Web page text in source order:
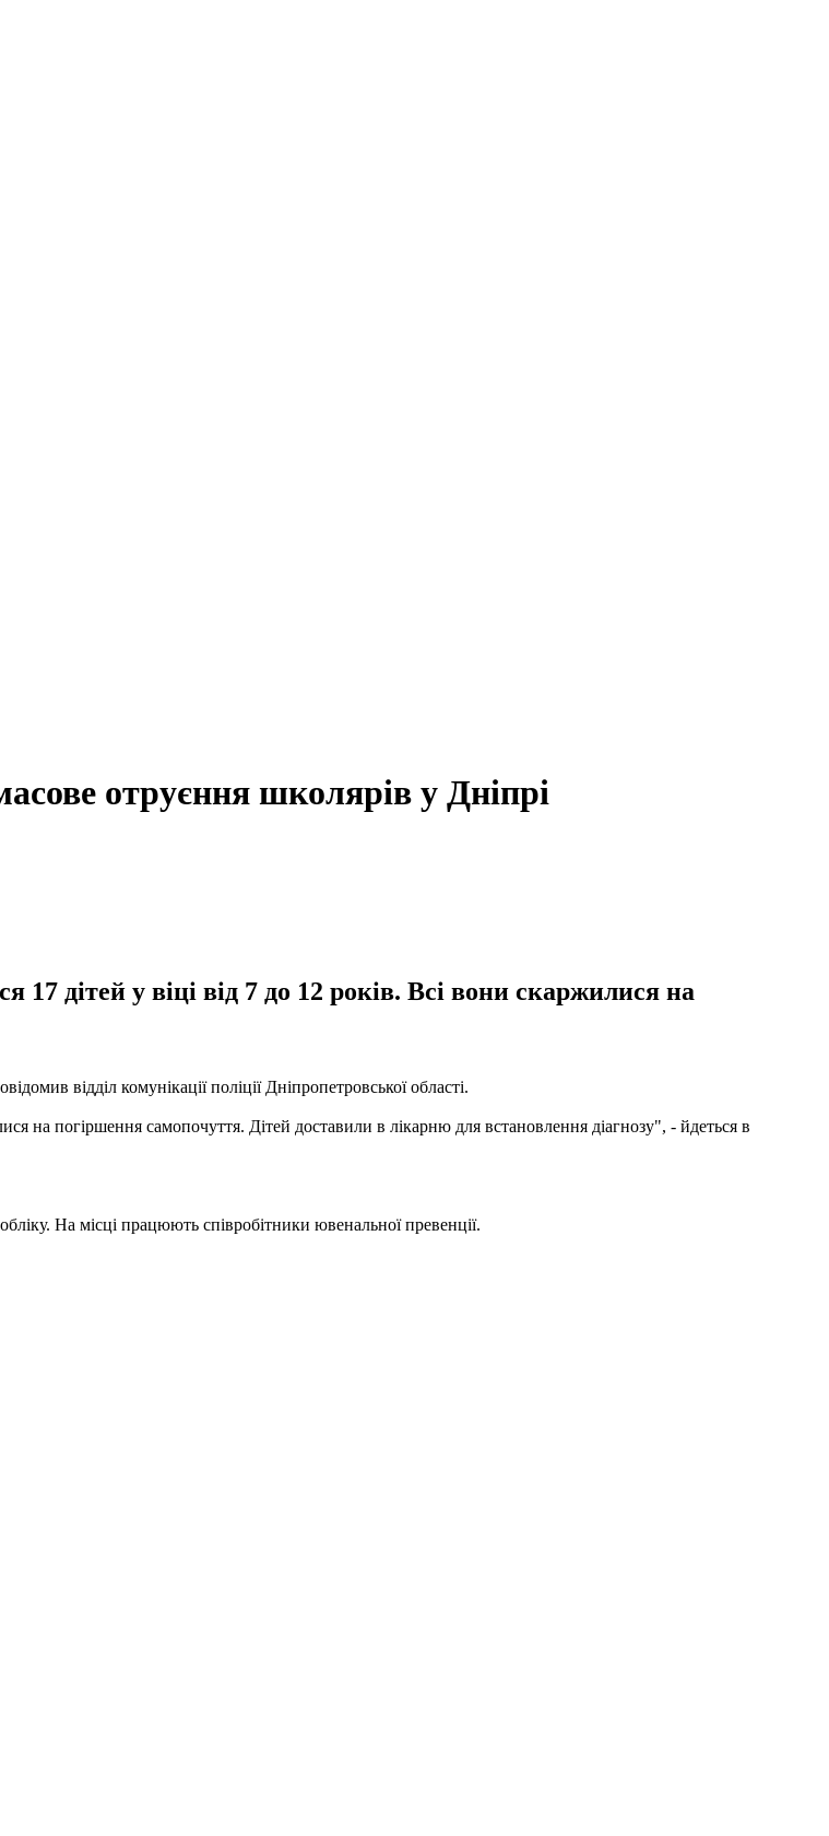
отруєння школярів у Дніпрі
17 дітей у віці від 7 до 12 років. Всі вони скаржилися на
відділ комунікації поліції Дніпропетровської області.
на погіршення самопочуття. Дітей доставили в лікарню для встановлення діагнозу", - йдеться в
На місці працюють співробітники ювенальної превенції.